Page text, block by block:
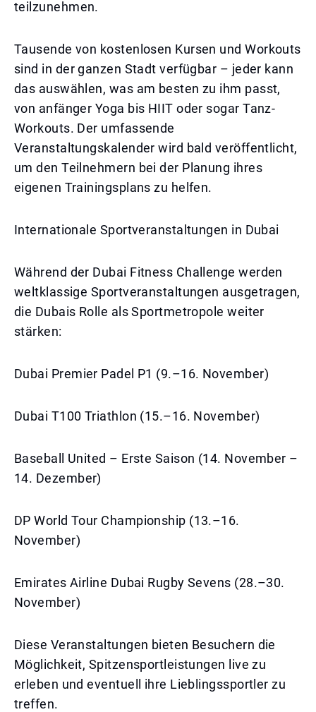
teilzunehmen.
Tausende von kostenlosen Kursen und Workouts
sind in der ganzen Stadt verfügbar – jeder kann
das auswählen, was am besten zu ihm passt,
von anfänger Yoga bis HIIT oder sogar Tanz-
Workouts. Der umfassende
Veranstaltungskalender wird bald veröffentlicht,
um den Teilnehmern bei der Planung ihres
eigenen Trainingsplans zu helfen.
Internationale Sportveranstaltungen in Dubai
Während der Dubai Fitness Challenge werden
weltklassige Sportveranstaltungen ausgetragen,
die Dubais Rolle als Sportmetropole weiter
stärken:
Dubai Premier Padel P1 (9.–16. November)
Dubai T100 Triathlon (15.–16. November)
Baseball United – Erste Saison (14. November –
14. Dezember)
DP World Tour Championship (13.–16.
November)
Emirates Airline Dubai Rugby Sevens (28.–30.
November)
Diese Veranstaltungen bieten Besuchern die
Möglichkeit, Spitzensportleistungen live zu
erleben und eventuell ihre Lieblingssportler zu
treffen.